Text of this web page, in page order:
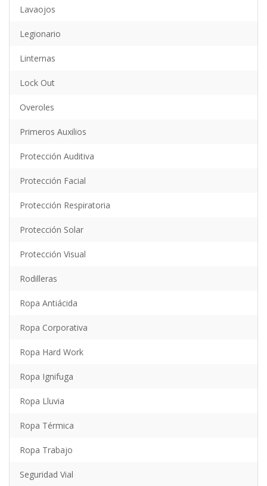
Lavaojos
Legionario
Linternas
Lock Out
Overoles
Primeros Auxilios
Protección Auditiva
Protección Facial
Protección Respiratoria
Protección Solar
Protección Visual
Rodilleras
Ropa Antiácida
Ropa Corporativa
Ropa Hard Work
Ropa Ignifuga
Ropa Lluvia
Ropa Térmica
Ropa Trabajo
Seguridad Vial